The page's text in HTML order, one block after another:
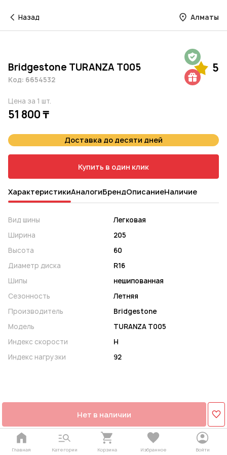
Назад Алматы
Bridgestone TURANZA T005 5
Код: 6654532
Цена за 1 шт.
51 800 ₸
Доставка до десяти дней
Купить в один клик
ХарактеристикиАналогиБрендОписаниеНаличие
Вид шины
Легковая
Ширина
205
Высота
60
Диаметр диска
R16
Шипы
нешипованная
Сезонность
Летняя
Производитель
Bridgestone
Модель
TURANZA T005
Индекс скорости
H
Индекс нагрузки
92
Нет в наличии
Главная Категории Корзина Избранное Войти